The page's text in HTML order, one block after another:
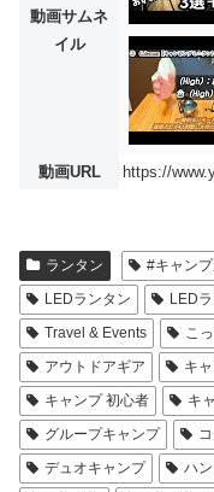
動画サムネ
イル
動画URL https://
ランタン #キャン
LEDランタン
LED
Travel & Events
こ
アウトドアギア
キ
キャンプ 初心者
キ
グループキャンプ
デュオキャンプ
ハ